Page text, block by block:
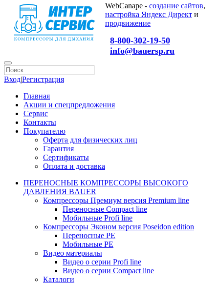
WebCanape - создание сайтов,
настройка Яндекс Директ и
продвижение
8-800-302-19-50
info@bauersp.ru
Вход|Регистрация
Главная
Акции и спецпредложения
Сервис
Контакты
Покупателю
Оферта для физических лиц
Гарантия
Сертификаты
Оплата и доставка
ПЕРЕНОСНЫЕ КОМПРЕССОРЫ ВЫСОКОГО
ДАВЛЕНИЯ BAUER
Компрессоры Премиум версия Premium line
Переносные Compact line
Мобильные Profi line
Компрессоры Эконом версия Poseidon edition
Переносные PE
Мобильные PE
Видео материалы
Видео о серии Profi line
Видео о серии Compact line
Каталоги